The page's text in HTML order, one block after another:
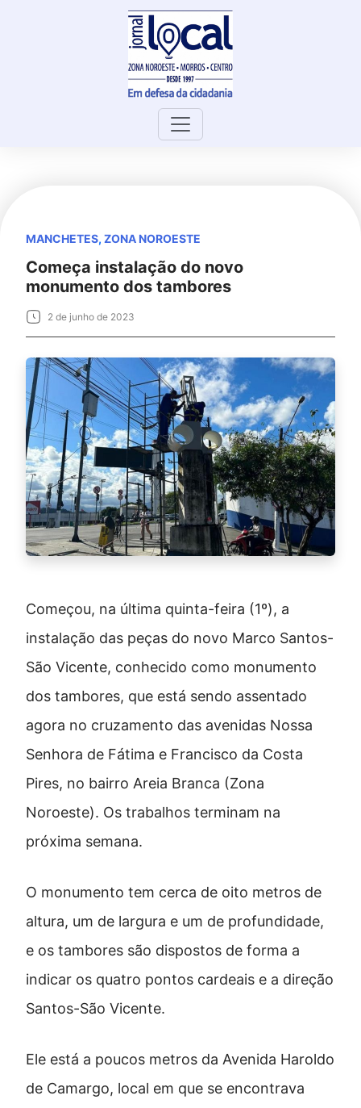
MANCHETES, ZONA NOROESTE
Começa instalação do novo
monumento dos tambores
2 de junho de 2023
Começou, na última quinta-feira (1º), a
instalação das peças do novo Marco Santos-
São Vicente, conhecido como monumento
dos tambores, que está sendo assentado
agora no cruzamento das avenidas Nossa
Senhora de Fátima e Francisco da Costa
Pires, no bairro Areia Branca (Zona
Noroeste). Os trabalhos terminam na
próxima semana.
O monumento tem cerca de oito metros de
altura, um de largura e um de profundidade,
e os tambores são dispostos de forma a
indicar os quatro pontos cardeais e a direção
Santos-São Vicente.
Ele está a poucos metros da Avenida Haroldo
de Camargo, local em que se encontrava